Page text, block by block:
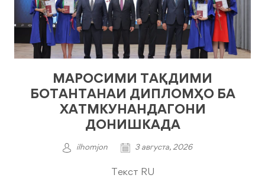
МАРОСИМИ ТАҚДИМИ
БОТАНТАНАИ ДИПЛОМҲО БА
ХАТМКУНАНДАГОНИ
ДОНИШКАДА
ilhomjon 3 августа, 2026
Текст RU